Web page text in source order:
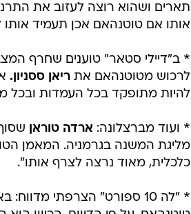
תארים ושהוא רוצה לעזוב את
אותו אם טוטנהאם אכן תעמיד
* ב"דיילי סטאר" טוענים שחרף
לרכוש מטוטנהאם את ריאן ססניון.
להיות מתופקד בכל העמדות ובכל
* ועוד מברצלונה: ארדה טוראן
מליגת המשנה בגרמניה. המאמן
כלכלית, מאוד נרצה לצרף אותו".
* "לה 10 ספורט" הצרפתי מדווח: באיירן מינכן רוצה את